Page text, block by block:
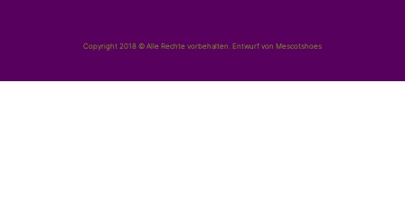
Copyright 2018 © Alle Rechte vorbehalten. Entwurf von Mescotshoes